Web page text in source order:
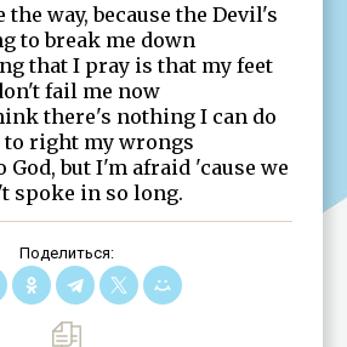
the way, because the Devil's
to break me down
that I pray is that my feet
fail me now
there's nothing I can do
to right my wrongs
God, but I'm afraid 'cause we
spoke in so long.
Поделиться: